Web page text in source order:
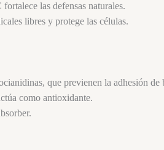
las defensas naturales.
libres y protege las células.
que previenen la adhesión de
como antioxidante.